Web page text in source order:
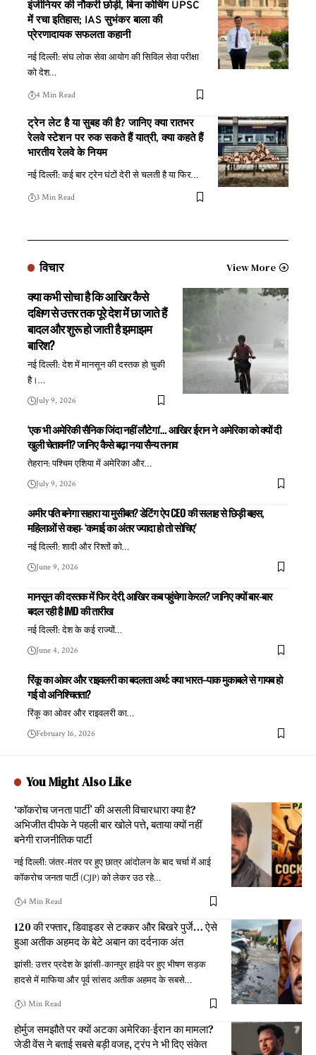
इंजीनियर की नौकरी छोड़ी, बिना कोचिंग UPSC
में रचा इतिहास; IAS सुभंकर बाला की
प्रेरणादायक सफलता कहानी
नई दिल्ली: संघ लोक सेवा आयोग की सिविल सेवा परीक्षा
को देश…
4 Min Read
ट्रेन लेट है या सुबह की है? जानिए क्या रातभर
रेलवे स्टेशन पर रुक सकते हैं यात्री, क्या कहते हैं
भारतीय रेलवे के नियम
नई दिल्ली: कई बार ट्रेन घंटों देरी से चलती है या फिर…
3 Min Read
विचार View More
क्या कभी सोचा है कि आखिर कैसे
दक्षिण से उत्तर तक पूरे देश में छा जाते हैं
बादल और शुरू हो जाती है झमाझम
बारिश?
नई दिल्ली: देश में मानसून की दस्तक हो चुकी
है।…
July 9, 2026
‘एक भी अमेरिकी सैनिक जिंदा नहीं लौटेगा’… आखिर ईरान ने अमेरिका को क्यों दी
खुली चेतावनी? जानिए कैसे बढ़ा नया सैन्य तनाव
तेहरान: पश्चिम एशिया में अमेरिका और…
July 9, 2026
अमीर पति बनेगा सहारा या मुसीबत? डेटिंग ऐप CEO की सलाह से छिड़ी बहस,
महिलाओं से कहा- ‘कमाई का अंतर ज्यादा हो तो सोचिए’
नई दिल्ली: शादी और रिश्तों को…
June 9, 2026
मानसून की दस्तक में फिर देरी, आखिर कब पहुंचेगा केरल? जानिए क्यों बार-बार
बदल रही है IMD की तारीख
नई दिल्ली: देश के कई राज्यों…
June 4, 2026
रिंकू का ओवर और राइवलरी का बदलता अर्थ: क्या भारत–पाक मुकाबले से गायब हो
गई वो अनिश्चितता?
रिंकू का ओवर और राइवलरी का…
February 16, 2026
You Might Also Like
‘कॉकरोच जनता पार्टी’ की असली विचारधारा क्या है?
अभिजीत दीपके ने पहली बार खोले पत्ते, बताया क्यों नहीं
बनेगी राजनीतिक पार्टी
नई दिल्ली: जंतर-मंतर पर हुए छात्र आंदोलन के बाद चर्चा में आई
कॉकरोच जनता पार्टी (CJP) को लेकर उठ रहे…
4 Min Read
120 की रफ्तार, डिवाइडर से टक्कर और बिखरे पुर्जे… ऐसे
हुआ अतीक अहमद के बेटे अबान का दर्दनाक अंत
झांसी: उत्तर प्रदेश के झांसी-कानपुर हाईवे पर हुए भीषण सड़क
हादसे में माफिया और पूर्व सांसद अतीक अहमद के सबसे…
3 Min Read
होर्मुज समझौते पर क्यों अटका अमेरिका-ईरान का मामला?
जेडी वेंस ने बताई सबसे बड़ी वजह, ट्रंप ने भी दिए संकेत